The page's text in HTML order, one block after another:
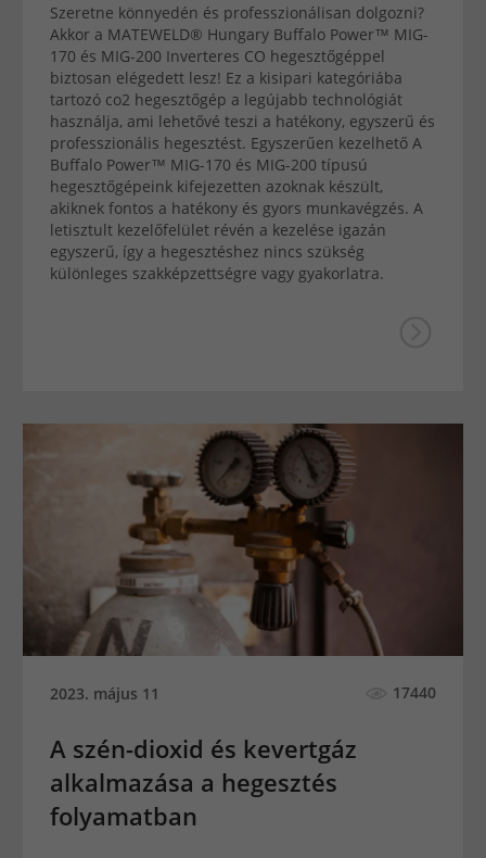
Szeretne könnyedén és professzionálisan dolgozni?
Akkor a MATEWELD® Hungary Buffalo Power™ MIG-
170 és MIG-200 Inverteres CO hegesztőgéppel
biztosan elégedett lesz! Ez a kisipari kategóriába
tartozó co2 hegesztőgép a legújabb technológiát
használja, ami lehetővé teszi a hatékony, egyszerű és
professzionális hegesztést. Egyszerűen kezelhető A
Buffalo Power™ MIG-170 és MIG-200 típusú
hegesztőgépeink kifejezetten azoknak készült,
akiknek fontos a hatékony és gyors munkavégzés. A
letisztult kezelőfelület révén a kezelése igazán
egyszerű, így a hegesztéshez nincs szükség
különleges szakképzettségre vagy gyakorlatra.
2023. május 11 17440
A szén-dioxid és kevertgáz
alkalmazása a hegesztés
folyamatban